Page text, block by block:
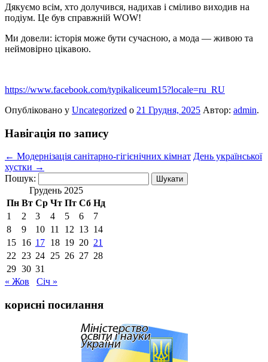
Дякуємо всім, хто долучився, надихав і сміливо виходив на
подіум. Це був справжній WOW!
Ми довели: історія може бути сучасною, а мода — живою та
неймовірно цікавою.
https://www.facebook.com/typikaliceum15?locale=ru_RU
Опубліковано у Uncategorized о 21 Грудня, 2025 Автор: admin.
Навігація по запису
← Модернізація санітарно-гігієнічних кімнат День української
хустки →
Пошук:
Грудень 2025
Пн Вт Ср Чт Пт Сб Нд
1
2 3 4 5 6
7
8
9 10 11 12 13 14
15 16 17 18 19 20 21
22
23 24 25 26 27 28
29 30 31
« Жов
Січ »
корисні посилання